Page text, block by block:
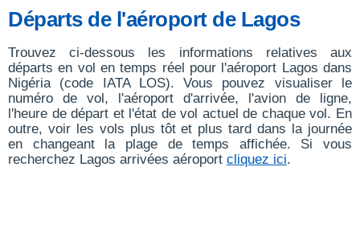
Départs de l'aéroport de Lagos
Trouvez ci-dessous les informations relatives aux
départs en vol en temps réel pour l'aéroport Lagos dans
Nigéria (code IATA LOS). Vous pouvez visualiser le
numéro de vol, l'aéroport d'arrivée, l'avion de ligne,
l'heure de départ et l'état de vol actuel de chaque vol. En
outre, voir les vols plus tôt et plus tard dans la journée
en changeant la plage de temps affichée. Si vous
recherchez Lagos arrivées aéroport cliquez ici.